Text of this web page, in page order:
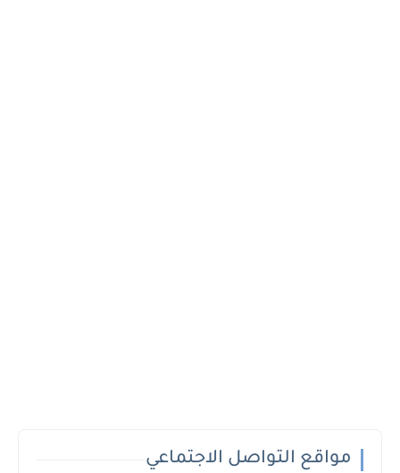
مواقع التواصل الاجتماعي